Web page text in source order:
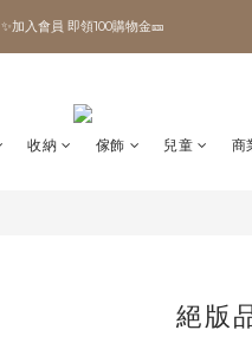
✨加入會員 即領100購物金🎫
✨加入會員 即領100購物金🎫
收納 傢飾 兒童 商
絕版